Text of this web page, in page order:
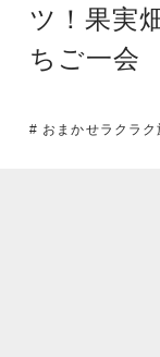
ツ！果実
ちご一会
# おまかせラクラク